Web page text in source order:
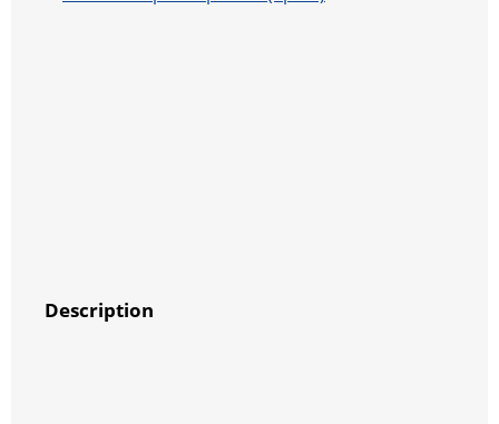
Description